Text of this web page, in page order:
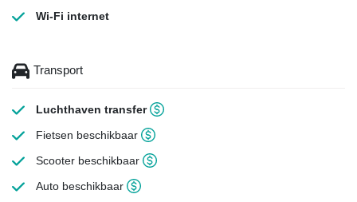
Wi-Fi internet
Transport
Luchthaven transfer
Fietsen beschikbaar
Scooter beschikbaar
Auto beschikbaar